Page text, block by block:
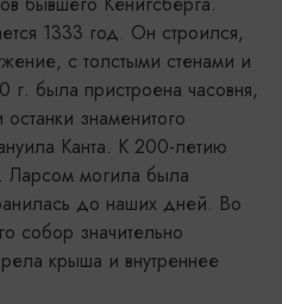
1333 год. Он строился,
с толстыми стенами и
была пристроена часовня,
знаменитого
Канта. К 200-летию
Ларсом могила была
до наших дней. Во
собор значительно
крыша и внутреннее